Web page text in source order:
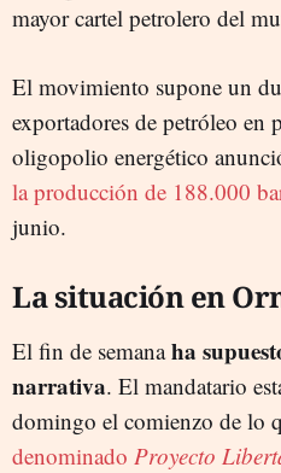
mayor cartel petrolero del
El movimiento supone un
exportadores de petróleo en
oligopolio energético
la producción de 188.000
junio.
La situación en
El fin de semanaha
narrativa. El mandatario
domingo el comienzo de lo
denominado Proyecto